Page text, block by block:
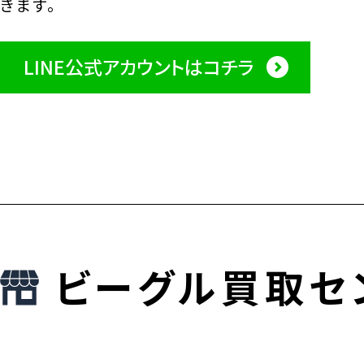
きます。
LINE公式アカウントはコチラ
ビーグル買取セ